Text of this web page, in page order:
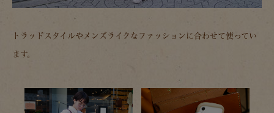
トラッドスタイルやメンズライクなファッションに合わせて使ってい
ます。